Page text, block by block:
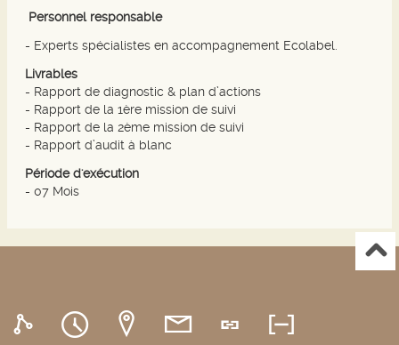
Personnel responsable
- Experts spécialistes en accompagnement Ecolabel.
Livrables
- Rapport de diagnostic & plan d’actions
- Rapport de la 1ère mission de suivi
- Rapport de la 2ème mission de suivi
- Rapport d’audit à blanc
Période d'exécution
- 07 Mois